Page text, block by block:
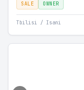
SALE OWNER
Tbilisi / Isani